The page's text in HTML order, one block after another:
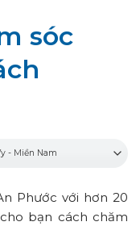
sóc
Phước với hơn 20
bạn cách chăm